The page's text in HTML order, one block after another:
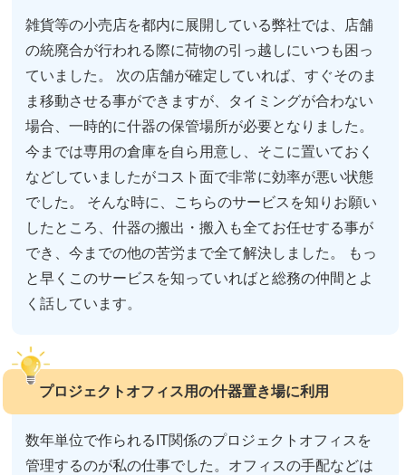
雑貨等の小売店を都内に展開している弊社では、店舗
の統廃合が行われる際に荷物の引っ越しにいつも困っ
ていました。 次の店舗が確定していれば、すぐそのま
ま移動させる事ができますが、タイミングが合わない
場合、一時的に什器の保管場所が必要となりました。
今までは専用の倉庫を自ら用意し、そこに置いておく
などしていましたがコスト面で非常に効率が悪い状態
でした。 そんな時に、こちらのサービスを知りお願い
したところ、什器の搬出・搬入も全てお任せする事が
でき、今までの他の苦労まで全て解決しました。 もっ
と早くこのサービスを知っていればと総務の仲間とよ
く話しています。
プロジェクトオフィス用の什器置き場に利用
数年単位で作られるIT関係のプロジェクトオフィスを
管理するのが私の仕事でした。オフィスの手配などは